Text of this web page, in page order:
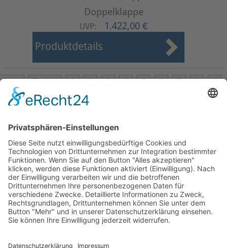
Doppelklappe
UVP: 1.422,00 €
Produktdetails
Start Zurück 1 2 3 4 5 6 7 8
9
Mollenhauer Adresse
Downloads
Weitere Seiten